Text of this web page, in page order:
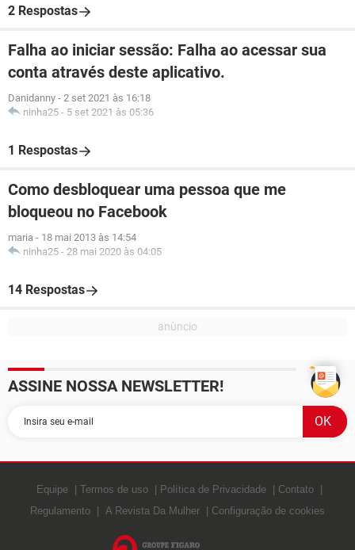
2 Respostas
Falha ao iniciar sessão: Falha ao acessar sua
conta através deste aplicativo.
Danidanny - 2 set 2021 às 16:18
ninha25 - 5 set 2021 às 05:36
1 Respostas
Como desbloquear uma pessoa que me
bloqueou no Facebook
maria - 18 mai 2013 às 14:54
ninha25 - 28 mai 2020 às 04:05
14 Respostas
ASSINE NOSSA NEWSLETTER!
Equipe Termos de uso Política de Privacidade
Contato
Regulamento
A Revista Da Mulher Configuração de cookies